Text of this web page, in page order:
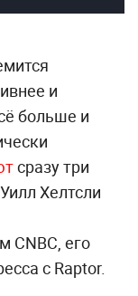
и
больше и
сразу три
Хелтсли
CNBC, его
с Raptor.